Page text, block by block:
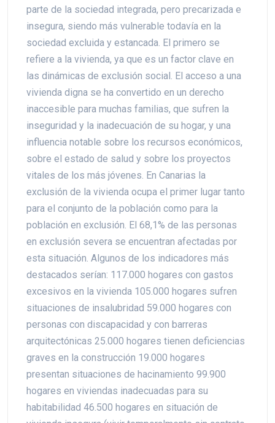
parte de la sociedad integrada, pero precarizada e
insegura, siendo más vulnerable todavía en la
sociedad excluida y estancada. El primero se
refiere a la vivienda, ya que es un factor clave en
las dinámicas de exclusión social. El acceso a una
vivienda digna se ha convertido en un derecho
inaccesible para muchas familias, que sufren la
inseguridad y la inadecuación de su hogar, y una
influencia notable sobre los recursos económicos,
sobre el estado de salud y sobre los proyectos
vitales de los más jóvenes. En Canarias la
exclusión de la vivienda ocupa el primer lugar tanto
para el conjunto de la población como para la
población en exclusión. El 68,1% de las personas
en exclusión severa se encuentran afectadas por
esta situación. Algunos de los indicadores más
destacados serían: 117.000 hogares con gastos
excesivos en la vivienda 105.000 hogares sufren
situaciones de insalubridad 59.000 hogares con
personas con discapacidad y con barreras
arquitectónicas 25.000 hogares tienen deficiencias
graves en la construcción 19.000 hogares
presentan situaciones de hacinamiento 99.900
hogares en viviendas inadecuadas para su
habitabilidad 46.500 hogares en situación de